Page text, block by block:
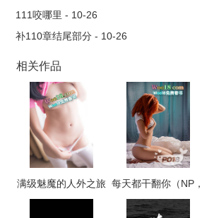
111咬哪里 - 10-26
补110章结尾部分 - 10-26
相关作品
满级魅魔的人外之旅 每天都干翻你（NP，
高H）